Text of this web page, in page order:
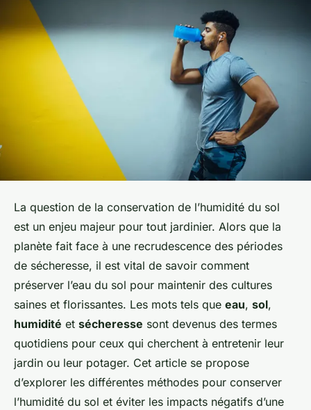
La question de la conservation de l’humidité du sol
est un enjeu majeur pour tout jardinier. Alors que la
planète fait face à une recrudescence des périodes
de sécheresse, il est vital de savoir comment
préserver l’eau du sol pour maintenir des cultures
saines et florissantes. Les mots tels que eau, sol,
humidité et sécheresse sont devenus des termes
quotidiens pour ceux qui cherchent à entretenir leur
jardin ou leur potager. Cet article se propose
d’explorer les différentes méthodes pour conserver
l’humidité du sol et éviter les impacts négatifs d’une